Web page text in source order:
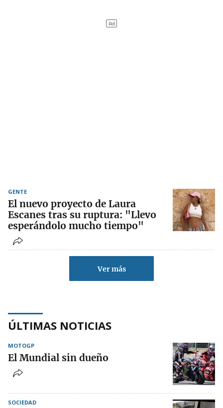
GENTE
El nuevo proyecto de Laura
Escanes tras su ruptura: "Llevo
esperándolo mucho tiempo"
Ver más
ÚLTIMAS NOTICIAS
MOTOGP
El Mundial sin dueño
SOCIEDAD